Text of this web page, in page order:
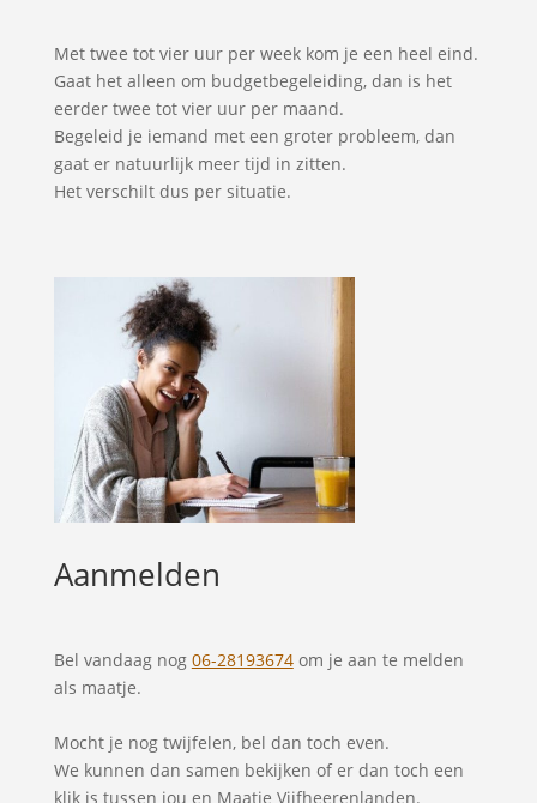
Met twee tot vier uur per week kom je een heel eind.
Gaat het alleen om budgetbegeleiding, dan is het
eerder twee tot vier uur per maand.
Begeleid je iemand met een groter probleem, dan
gaat er natuurlijk meer tijd in zitten.
Het verschilt dus per situatie.
Aanmelden
Bel vandaag nog 06-28193674om je aan te melden
als maatje.
Mocht je nog twijfelen, bel dan toch even.
We kunnen dan samen bekijken of er dan toch een
klik is tussen jou en Maatje Vijfheerenlanden.